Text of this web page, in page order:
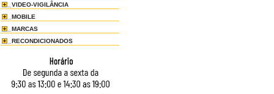
VIDEO-VIGILÂNCIA
MOBILE
MARCAS
RECONDICIONADOS